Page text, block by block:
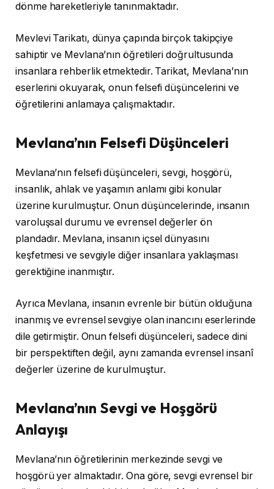
dönme hareketleriyle tanınmaktadır.
Mevlevi Tarikatı, dünya çapında birçok takipçiye
sahiptir ve Mevlana’nın öğretileri doğrultusunda
insanlara rehberlik etmektedir. Tarikat, Mevlana’nın
eserlerini okuyarak, onun felsefi düşüncelerini ve
öğretilerini anlamaya çalışmaktadır.
Mevlana’nın Felsefi Düşünceleri
Mevlana’nın felsefi düşünceleri, sevgi, hoşgörü,
insanlık, ahlak ve yaşamın anlamı gibi konular
üzerine kurulmuştur. Onun düşüncelerinde, insanın
varoluşsal durumu ve evrensel değerler ön
plandadır. Mevlana, insanın içsel dünyasını
keşfetmesi ve sevgiyle diğer insanlara yaklaşması
gerektiğine inanmıştır.
Ayrıca Mevlana, insanın evrenle bir bütün olduğuna
inanmış ve evrensel sevgiye olan inancını eserlerinde
dile getirmiştir. Onun felsefi düşünceleri, sadece dini
bir perspektiften değil, aynı zamanda evrensel insanî
değerler üzerine de kurulmuştur.
Mevlana’nın Sevgi ve Hoşgörü
Anlayışı
Mevlana’nın öğretilerinin merkezinde sevgi ve
hoşgörü yer almaktadır. Ona göre, sevgi evrensel bir